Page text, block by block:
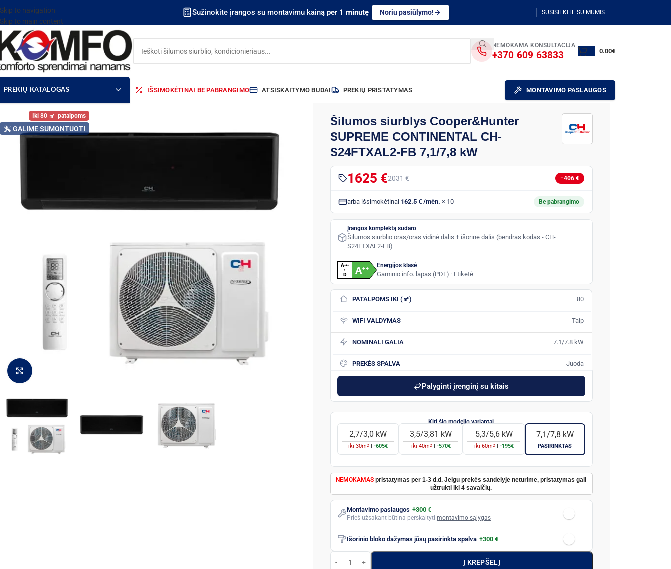
Skip to navigation
Skip to main content
Sužinokite įrangos su montavimu kainą per 1 minutę Noriu pasiūlymo! SUSISIEKITE SU MUMIS
NEMOKAMA KONSULTACIJA
+370 609 63833 0.00€
PREKIŲ KATALOGAS IŠSIMOKĖTINAI BE PABRANGIMO ATSISKAITYMO BŪDAI PREKIŲ PRISTATYMAS MONTAVIMO PASLAUGOS
80
GALIME SUMONTUOTI
Šilumos siurblys Cooper&Hunter
SUPREME CONTINENTAL CH-
S24FTXAL2-FB 7,1/7,8 kW
1625 €2031 € −406 €
arba išsimokėtinai 162.5 € /mėn. × 10 Be pabrangimo
Įrangos komplektą sudaro
Šilumos siurblio oras/oras vidinė dalis + išorinė dalis (bendras kodas - CH-
S24FTXAL2-FB)
A+++
↑
D A++ Energijos klasė
Gaminio info. lapas (PDF) · Etiketė
PATALPOMS IKI (㎡) 80
WIFI VALDYMAS Taip
NOMINALI GALIA 7.1/7.8 kW
PREKĖS SPALVA Juoda
Palyginti įrenginį su kitais
2,7/3,0 kW
iki30m2 -605€
3,5/3,81 kW
iki 40m2 -570€
5,3/5,6 kW
iki 60m2 -195€
7,1/7,8 kW
PASIRINKTAS
NEMOKAMAS pristatymas per 1-3 d.d. Jeigu prekės sandelyje neturime, pristatymas gali
užtrukti iki 4 savaičių.
Montavimo paslaugos +300 €
Prieš užsakant būtina perskaityti montavimo sąlygas
Išorinio bloko dažymas jūsų pasirinkta spalva +300 €
Į KREPŠELĮ